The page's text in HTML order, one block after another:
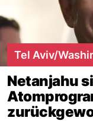
Tel Aviv/
Netanjahu